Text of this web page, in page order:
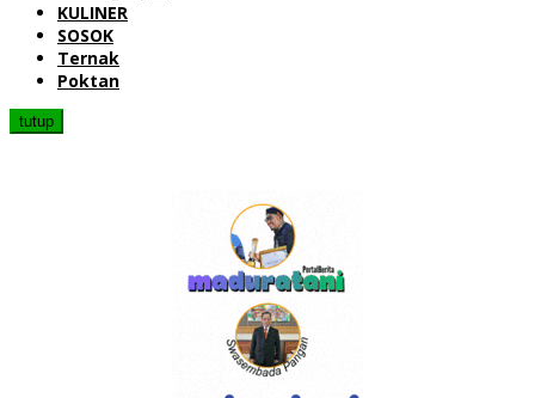
KULINER
SOSOK
Ternak
Poktan
tutup